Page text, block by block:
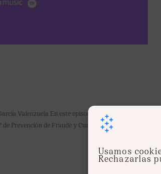
Usamos
Rechazarlas
Valenzuela En este episodio de «Sentinel y
Prevención de Fraude y Cumplimiento...